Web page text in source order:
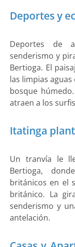
Deportes y
Deportes de
senderismo y
Bertioga. El
las limpias
bosque
atraen a los
Itatinga
Un tranvía le
Bertioga,
británicos en el
británico. La
senderismo y
antelación.